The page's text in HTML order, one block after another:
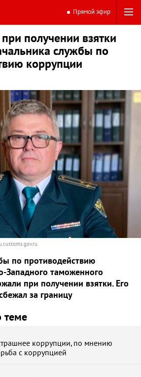
Прямой эфир
получении взятки
службы по
коррупции
по противодействию
Западного таможенного
при получении взятки. Его
за границу
теме
коррупции, по мнению
с коррупцией